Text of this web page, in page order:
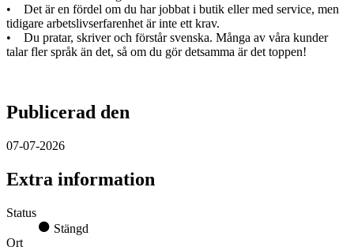
• Det är en fördel om du har jobbat i butik eller med service, men
tidigare arbetslivserfarenhet är inte ett krav.
• Du pratar, skriver och förstår svenska. Många av våra kunder
talar fler språk än det, så om du gör detsamma är det toppen!
Publicerad den
07-07-2026
Extra information
Status
Stängd
Ort